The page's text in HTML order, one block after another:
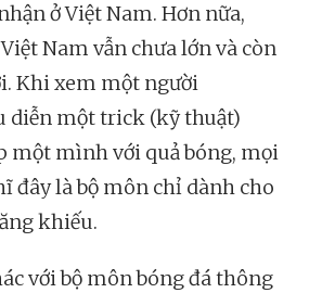
ở Việt Nam. Hơn nữa,
Nam vẫn chưa lớn và còn
Khi xem một người
diễn một trick (kỹ thuật)
một mình với quả bóng, mọi
đây là bộ môn chỉ dành cho
khiếu.
với bộ môn bóng đá thông